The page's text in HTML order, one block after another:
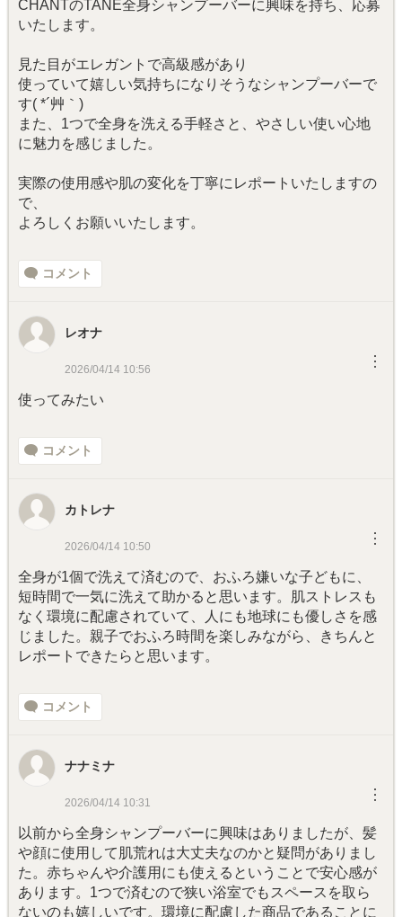
CHANTのTANE全身シャンプーバーに興味を持ち、応募
いたします。
見た目がエレガントで高級感があり
使っていて嬉しい気持ちになりそうなシャンプーバーで
す( *´艸｀)
また、1つで全身を洗える手軽さと、やさしい使い心地
に魅力を感じました。
実際の使用感や肌の変化を丁寧にレポートいたしますの
で、
よろしくお願いいたします。
コメント
レオナ
2026/04/14 10:56 ︙
使ってみたい
コメント
カトレナ
2026/04/14 10:50 ︙
全身が1個で洗えて済むので、おふろ嫌いな子どもに、
短時間で一気に洗えて助かると思います。肌ストレスも
なく環境に配慮されていて、人にも地球にも優しさを感
じました。親子でおふろ時間を楽しみながら、きちんと
レポートできたらと思います。
コメント
ナナミナ
2026/04/14 10:31 ︙
以前から全身シャンプーバーに興味はありましたが、髪
や顔に使用して肌荒れは大丈夫なのかと疑問がありまし
た。赤ちゃんや介護用にも使えるということで安心感が
あります。1つで済むので狭い浴室でもスペースを取ら
ないのも嬉しいです。環境に配慮した商品であることに